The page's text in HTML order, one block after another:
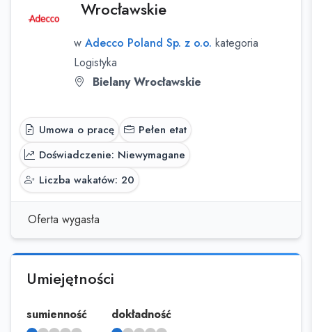
Wrocławskie
w Adecco Poland Sp. z o.o. kategoria
Logistyka
Bielany Wrocławskie
Umowa o pracę
Pełen etat
Doświadczenie: Niewymagane
Liczba wakatów: 20
Oferta wygasła
Umiejętności
sumienność dokładność